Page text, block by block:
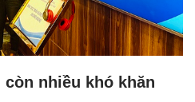
nhiều khó khăn